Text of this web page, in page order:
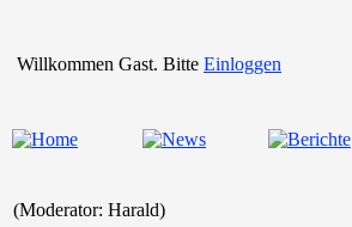
Willkommen Gast. Bitte Einloggen
(Moderator: Harald)